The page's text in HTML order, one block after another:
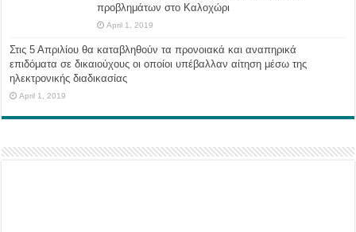
προβλημάτων στο Καλοχώρι
April 1, 2019
Στις 5 Απριλίου θα καταβληθούν τα προνοιακά και αναπηρικά
επιδόματα σε δικαιούχους οι οποίοι υπέβαλλαν αίτηση μέσω της
ηλεκτρονικής διαδικασίας
April 1, 2019